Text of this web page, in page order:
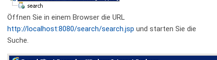
Öffnen Sie in einem Browser die URL
http://localhost:8080/search/search.jsp und starten Sie die
Suche.